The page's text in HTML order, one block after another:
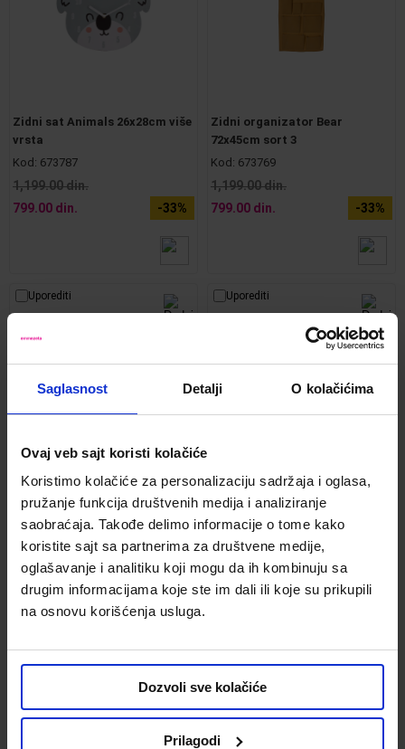
Saglasnost Detalji O kolačićima
Ovaj veb sajt koristi kolačiće
Koristimo kolačiće za personalizaciju sadržaja i oglasa,
pružanje funkcija društvenih medija i analiziranje
saobraćaja. Takođe delimo informacije o tome kako
koristite sajt sa partnerima za društvene medije,
oglašavanje i analitiku koji mogu da ih kombinuju sa
drugim informacijama koje ste im dali ili koje su prikupili
na osnovu korišćenja usluga.
Dozvoli sve kolačiće
Prilagodi
Zidni sat Animals 26x28cm više
vrsta
Kod: 673787
1,199.00 din.
799.00 din.
-33%
Zidni organizator Bear
72x45cm sort 3
Kod: 673769
1,199.00 din.
799.00 din.
-33%
Uporediti
Set 7/ Balon Animals 45cm više
vrsta
Kod:661771
299.00 din.
Uporediti
Stona lampa Kraka LED više
oblika
Kod:613686
599.00 din.